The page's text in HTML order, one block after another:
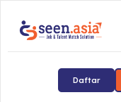
Daftar